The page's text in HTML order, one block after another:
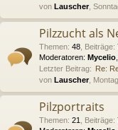
von Lauscher,
Pilzzucht als
Themen: 48 Beiträge:
Moderatoren: Mycelio
Letzter Beitrag: Re:
von Lauscher,
Pilzportraits
Themen: 21 Beiträge: